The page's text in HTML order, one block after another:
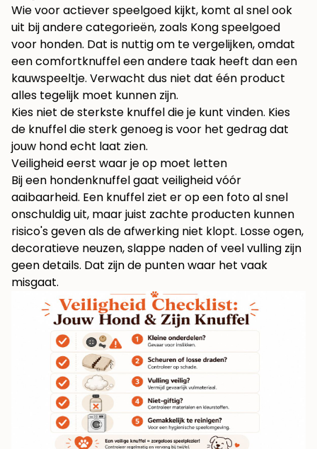
Wie voor actiever speelgoed kijkt, komt al snel ook
uit bij andere categorieën, zoals Kong speelgoed
voor honden. Dat is nuttig om te vergelijken, omdat
een comfortknuffel een andere taak heeft dan een
kauwspeeltje. Verwacht dus niet dat één product
alles tegelijk moet kunnen zijn.
Kies niet de sterkste knuffel die je kunt vinden. Kies
de knuffel die sterk genoeg is voor het gedrag dat
jouw hond echt laat zien.
Veiligheid eerst waar je op moet letten
Bij een hondenknuffel gaat veiligheid vóór
aaibaarheid. Een knuffel ziet er op een foto al snel
onschuldig uit, maar juist zachte producten kunnen
risico's geven als de afwerking niet klopt. Losse ogen,
decoratieve neuzen, slappe naden of veel vulling zijn
geen details. Dat zijn de punten waar het vaak
misgaat.